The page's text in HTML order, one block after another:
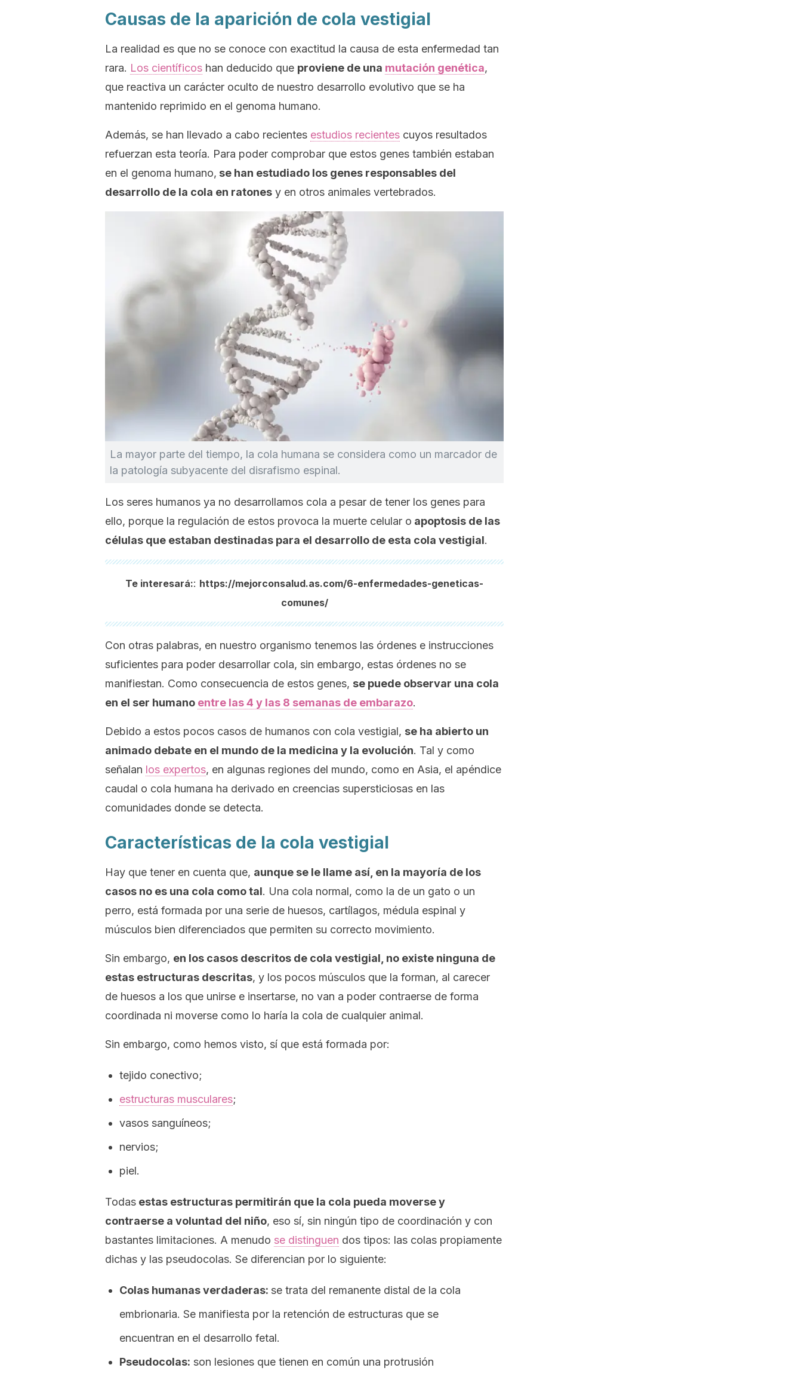
Causas de la aparición de cola vestigial
La realidad es que no se conoce con exactitud la causa de esta enfermedad tan
rara. Los científicos han deducido que proviene de una mutación genética,
que reactiva un carácter oculto de nuestro desarrollo evolutivo que se ha
mantenido reprimido en el genoma humano.
Además, se han llevado a cabo recientes estudios recientes cuyos resultados
refuerzan esta teoría. Para poder comprobar que estos genes también estaban
en el genoma humano, se han estudiado los genes responsables del
desarrollo de la cola en ratones y en otros animales vertebrados.
La mayor parte del tiempo, la cola humana se considera como un marcador de
la patología subyacente del disrafismo espinal.
Los seres humanos ya no desarrollamos cola a pesar de tener los genes para
ello, porque la regulación de estos provoca la muerte celular o apoptosis de las
células que estaban destinadas para el desarrollo de esta cola vestigial.
Te interesará:: https://mejorconsalud.as.com/6-enfermedades-geneticas-
comunes/
Con otras palabras, en nuestro organismo tenemos las órdenes e instrucciones
suficientes para poder desarrollar cola, sin embargo, estas órdenes no se
manifiestan. Como consecuencia de estos genes, se puede observar una cola
en el ser humano entre las 4 y las 8 semanas de embarazo.
Debido a estos pocos casos de humanos con cola vestigial, se ha abierto un
animado debate en el mundo de la medicina y la evolución. Tal y como
señalan los expertos, en algunas regiones del mundo, como en Asia, el apéndice
caudal o cola humana ha derivado en creencias supersticiosas en las
comunidades donde se detecta.
Características de la cola vestigial
Hay que tener en cuenta que, aunque se le llame así, en la mayoría de los
casos no es una cola como tal. Una cola normal, como la de un gato o un
perro, está formada por una serie de huesos, cartílagos, médula espinal y
músculos bien diferenciados que permiten su correcto movimiento.
Sin embargo, en los casos descritos de cola vestigial, no existe ninguna de
estas estructuras descritas, y los pocos músculos que la forman, al carecer
de huesos a los que unirse e insertarse, no van a poder contraerse de forma
coordinada ni moverse como lo haría la cola de cualquier animal.
Sin embargo, como hemos visto, sí que está formada por:
tejido conectivo;
estructuras musculares;
vasos sanguíneos;
nervios;
piel.
Todas estas estructuras permitirán que la cola pueda moverse y
contraerse a voluntad del niño, eso sí, sin ningún tipo de coordinación y con
bastantes limitaciones. A menudo se distinguen dos tipos: las colas propiamente
dichas y las pseudocolas. Se diferencian por lo siguiente:
Colas humanas verdaderas: se trata del remanente distal de la cola
embrionaria. Se manifiesta por la retención de estructuras que se
encuentran en el desarrollo fetal.
Pseudocolas: son lesiones que tienen en común una protrusión